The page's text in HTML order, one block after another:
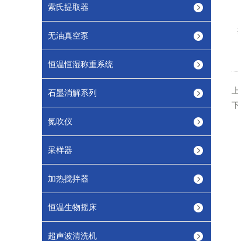
索氏提取器
无油真空泵
恒温恒湿称重系统
石墨消解系列
氮吹仪
采样器
加热搅拌器
恒温生物摇床
超声波清洗机